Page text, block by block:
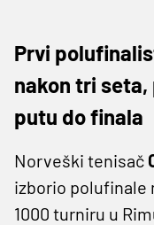
Prvi
nakon tri
putu do finala
Norveški tenisač
izborio polufinale
1000 turniru u